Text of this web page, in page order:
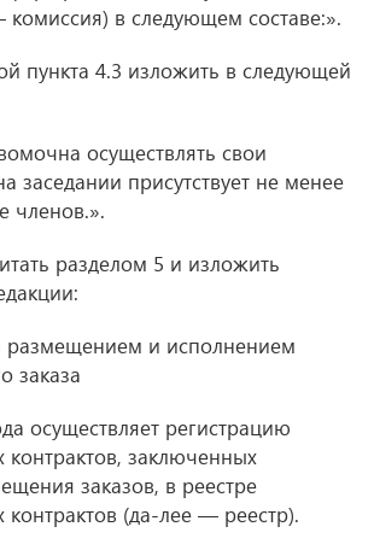
комиссия) в следующем составе:».
пункта 4.3 изложить в следующей
осуществлять свои
заседании присутствует не менее
членов.».
разделом 5 и изложить
размещением и исполнением
заказа
осуществляет регистрацию
заключенных
заказов, в реестре
(да-лее — реестр).